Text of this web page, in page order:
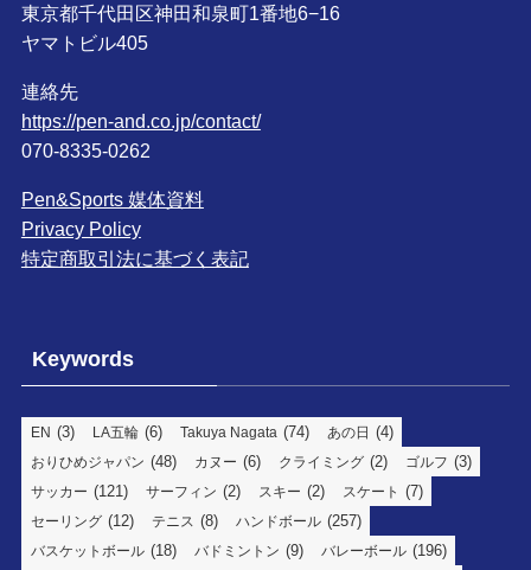
東京都千代田区神田和泉町1番地6−16
ヤマトビル405
連絡先
https://pen-and.co.jp/contact/
070-8335-0262
Pen&Sports 媒体資料
Privacy Policy
特定商取引法に基づく表記
Keywords
EN (3) LA五輪 (6) Takuya Nagata (74) あの日 (4)
おりひめジャパン (48) カヌー (6) クライミング (2) ゴルフ (3)
サッカー (121) サーフィン (2) スキー (2) スケート (7)
セーリング (12) テニス (8) ハンドボール (257)
バスケットボール (18) バドミントン (9) バレーボール (196)